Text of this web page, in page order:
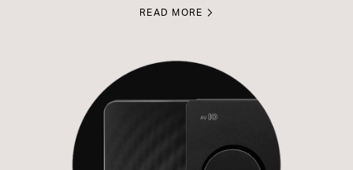
READ MORE